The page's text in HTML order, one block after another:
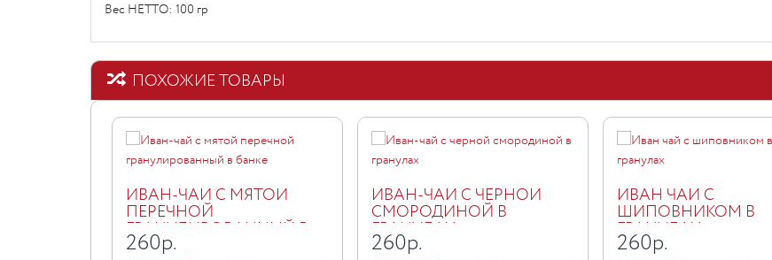
Вес НЕТТО: 100 гр
ПОХОЖИЕ ТОВАРЫ
ИВАН-ЧАЙ С МЯТОЙ
ПЕРЕЧНОЙ
ГРАНУЛИРОВАННЫЙ В
БАНКЕ
260р.
ИВАН-ЧАЙ С ЧЕРНОЙ
СМОРОДИНОЙ В
ГРАНУЛАХ
260р.
ИВАН ЧАЙ С
ШИПОВНИКОМ В
ГРАНУЛАХ
260р.